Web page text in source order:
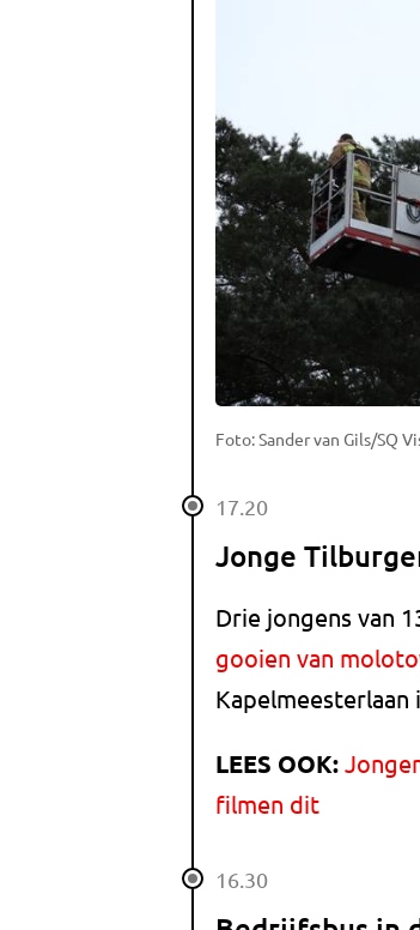
Foto: Sander van Gils/SQ
17.20
Jonge
Drie jongens van
gooien van
LEES OOK:
filmen dit
16.30